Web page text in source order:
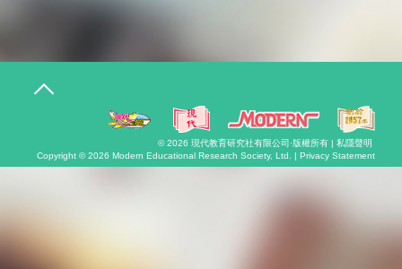
T
n
© 2026 現代教育研究社有限公司 ·版權所有 | 私隱聲明
Copyright © 2026 Modern Educational Research Society, Ltd. | Privacy Statement